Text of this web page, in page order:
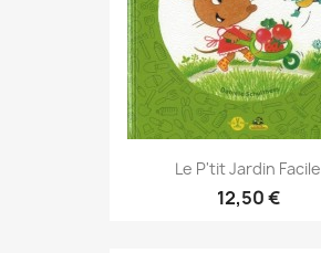
Le P'tit Jardin Facile
12,50 €